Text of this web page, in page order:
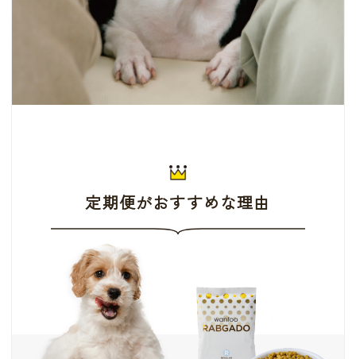
定期便がおすすめな理由